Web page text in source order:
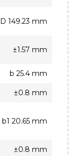
D 149.23 mm
±1.57 mm
b 25.4 mm
±0.8 mm
b1 20.65 mm
±0.8 mm